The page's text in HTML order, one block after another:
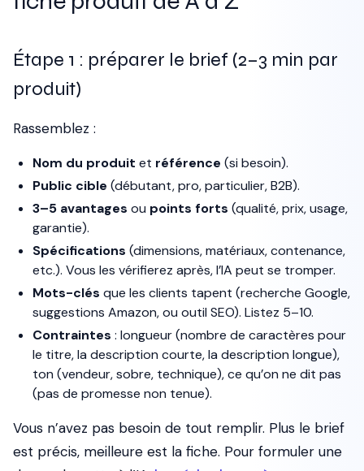
Étape 1 : préparer le brief (2–3 min par
produit)
Rassemblez :
Nom du produit et référence (si besoin).
Public cible (débutant, pro, particulier, B2B).
3–5 avantages ou points forts (qualité, prix, usage,
garantie).
Spécifications (dimensions, matériaux, contenance,
etc.). Vous les vérifierez après, l’IA peut se tromper.
Mots-clés que les clients tapent (recherche Google,
suggestions Amazon, ou outil SEO). Listez 5–10.
Contraintes : longueur (nombre de caractères pour
le titre, la description courte, la description longue),
ton (vendeur, sobre, technique), ce qu’on ne dit pas
(pas de promesse non tenue).
Vous n’avez pas besoin de tout remplir. Plus le brief
est précis, meilleure est la fiche. Pour formuler une